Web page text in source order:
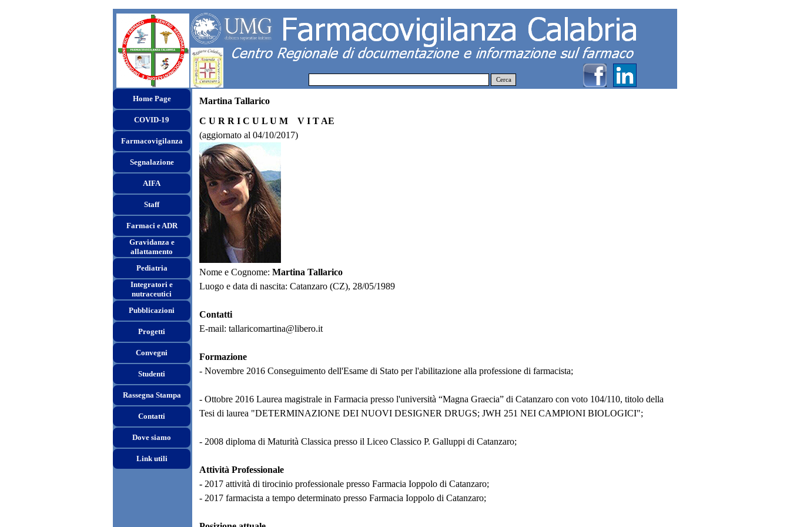
Cerca
Home Page
COVID-19
Farmacovigilanza
Segnalazione
AIFA
Staff
Farmaci e ADR
Gravidanza e
allattamento
Pediatria
Integratori e
nutraceutici
Pubblicazioni
Progetti
Convegni
Studenti
Rassegna Stampa
Contatti
Dove siamo
Link utili
Martina Tallarico
C U R R I C U L U M V I T AE
(aggiornato al 04/10/2017)
Nome e Cognome: Martina Tallarico
Luogo e data di nascita: Catanzaro (CZ), 28/05/1989
Contatti
E-mail: tallaricomartina@libero.it
Formazione
- Novembre 2016 Conseguimento dell'Esame di Stato per l'abilitazione alla professione di farmacista;
- Ottobre 2016 Laurea magistrale in Farmacia presso l'università “Magna Graecia” di Catanzaro con voto 104/110, titolo della
Tesi di laurea "DETERMINAZIONE DEI NUOVI DESIGNER DRUGS; JWH 251 NEI CAMPIONI BIOLOGICI";
- 2008 diploma di Maturità Classica presso il Liceo Classico P. Galluppi di Catanzaro;
Attività Professionale
- 2017 attività di tirocinio professionale presso Farmacia Ioppolo di Catanzaro;
- 2017 farmacista a tempo determinato presso Farmacia Ioppolo di Catanzaro;